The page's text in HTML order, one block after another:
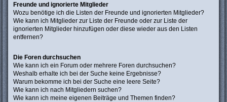
Freunde und ignorierte Mitglieder
Wozu benötige ich die Listen der Freunde und ignorierten Mitglieder?
Wie kann ich Mitglieder zur Liste der Freunde oder zur Liste der
ignorierten Mitglieder hinzufügen oder diese wieder aus den Listen
entfernen?
Die Foren durchsuchen
Wie kann ich ein Forum oder mehrere Foren durchsuchen?
Weshalb erhalte ich bei der Suche keine Ergebnisse?
Warum bekomme ich bei der Suche eine leere Seite?
Wie kann ich nach Mitgliedern suchen?
Wie kann ich meine eigenen Beiträge und Themen finden?